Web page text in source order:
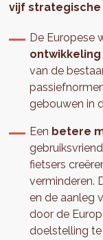
vijf
De Europese
ontwikkeling
van de
gebouwen in
Een betere
fietsers
verminderen.
en de aanleg
door de
doelstelling